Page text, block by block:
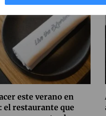
este verano en
el restaurante que